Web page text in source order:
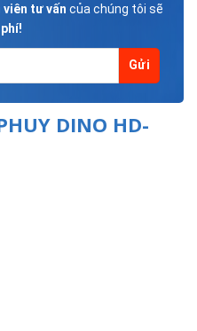
viên tư vấn của chúng tôi sẽ
DINO HD-